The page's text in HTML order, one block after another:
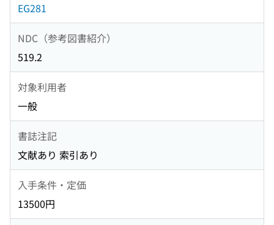
EG281
NDC（参考図書紹介）
519.2
対象利用者
一般
書誌注記
文献あり 索引あり
入手条件・定価
13500円